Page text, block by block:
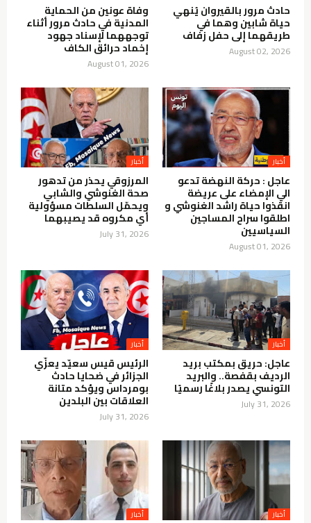
حادث مرور بالقيروان يُنهي
حياة شابين وهما في
طريقهما إلى حفل زفاف
August 02, 2026
وفاة عونين من الحماية
المدنية في حادث مرور أثناء
توجههما لإسناد جهود
إخماد حرائق الكاف
August 01, 2026
أخبار
عاجل : حركة النهضة تدعو
الي الإمضاء على عريضة
انقذوا حياة راشد الغنوشي و
اطلقوا سراح المساجين
السياسيين
August 01, 2026
أخبار
المرزوقي يحذر من تدهور
صحة الغنوشي والشابي
ويحمّل السلطات مسؤولية
أي مكروه قد يصيبهما
July 31, 2026
أخبار
عاجل: حريق بمكتب بريد
الرديف بقفصة.. والبريد
التونسي يصدر بلاغًا رسميًا
July 31, 2026
أخبار
الرئيس قيس سعيّد يعزّي
الجزائر في ضحايا حادث
بومرداس ويؤكد متانة
العلاقات بين البلدين
July 31, 2026
أخبار أخبار